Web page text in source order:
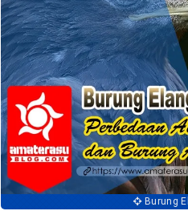
Burung